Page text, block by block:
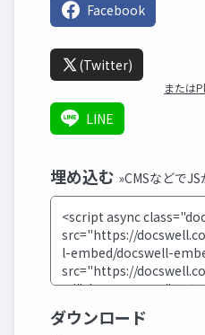
Facebook
(Twitter)
または
LINE
埋め込む »CMSなどで
ダウンロード